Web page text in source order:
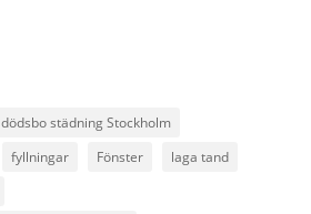
dödsbo städning Stockholm
fyllningar Fönster
laga tand